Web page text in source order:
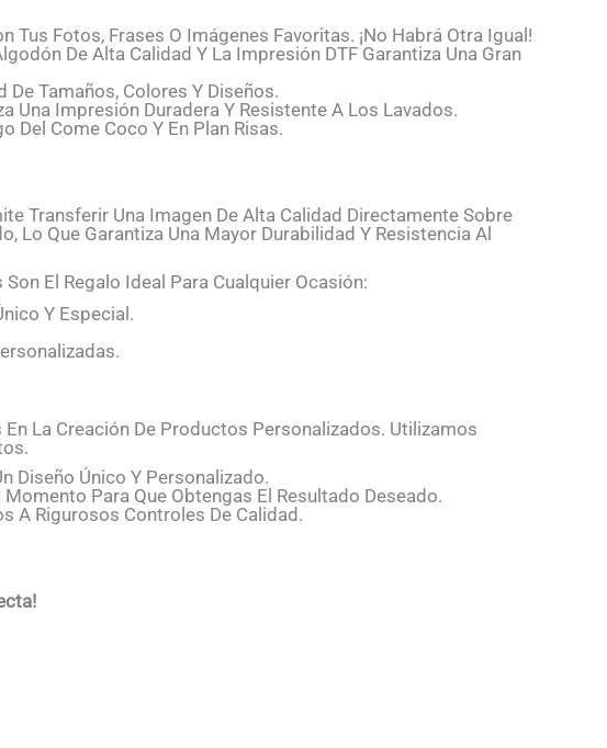
Fotos, Frases O Imágenes Favoritas. ¡No Habrá Otra Igual!
De Alta Calidad Y La Impresión DTF Garantiza Una Gran
Tamaños, Colores Y Diseños.
Una Impresión Duradera Y Resistente A Los Lavados.
Del Come Coco Y En Plan Risas.
Transferir Una Imagen De Alta Calidad Directamente Sobre
Lo Que Garantiza Una Mayor Durabilidad Y Resistencia Al
El Regalo Ideal Para Cualquier Ocasión:
Y Especial.
La Creación De Productos Personalizados. Utilizamos
Diseño Único Y Personalizado.
Para Que Obtengas El Resultado Deseado.
A Rigurosos Controles De Calidad.